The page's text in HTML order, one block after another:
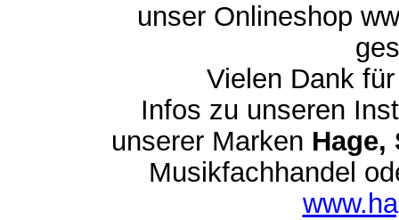
unser Onlineshop
Vielen Dank
Infos zu unseren
unserer Marken Hage,
Musikfachhandel